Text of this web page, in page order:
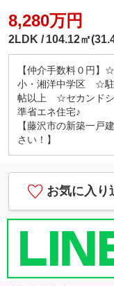
8,280万円
2LDK 104.12㎡
【仲介手数料０円
小・湘洋中学区 ☆
帖以上 ☆セカンド
準省エネ住宅♪
【藤沢市の新築一戸
さい！】
お気に入り